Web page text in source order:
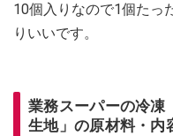
10個入りなので1個たっ
りいいです。
業務スーパーの冷凍
生地」の原材料・内